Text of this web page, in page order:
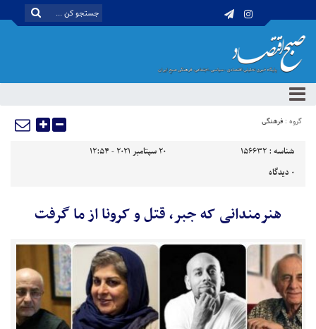
گروه : فرهنگی
شناسه : 156632
20 سپتامبر 2021 - 12:54
0 دیدگاه
هنرمندانی که جبر، قتل و کرونا از ما گرفت